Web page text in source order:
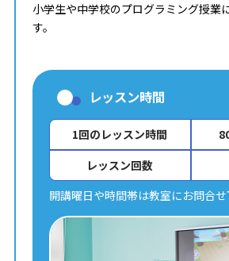
小学生や中学校のプログラミング授業
す。
レッスン時間
1回のレッスン時間
レッスン回数
開講曜日や時間帯は教室にお問合せ